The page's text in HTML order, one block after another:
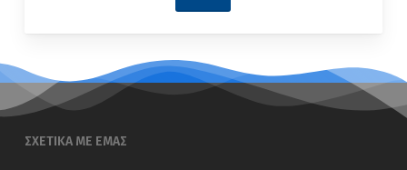
ΣΧΕΤΙΚΑ ΜΕ ΕΜΑΣ